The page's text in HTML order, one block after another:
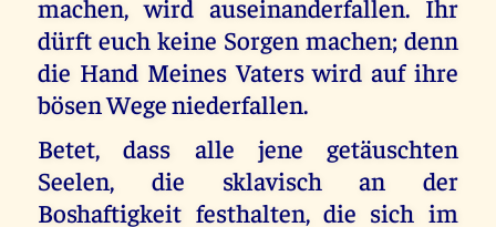
machen, wird auseinanderfallen. Ihr
dürft euch keine Sorgen machen; denn
die Hand Meines Vaters wird auf ihre
bösen Wege niederfallen.
Betet, dass alle jene getäuschten
Seelen, die sklavisch an der
Boshaftigkeit festhalten, die sich im